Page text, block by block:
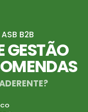
B2B
GESTÃO